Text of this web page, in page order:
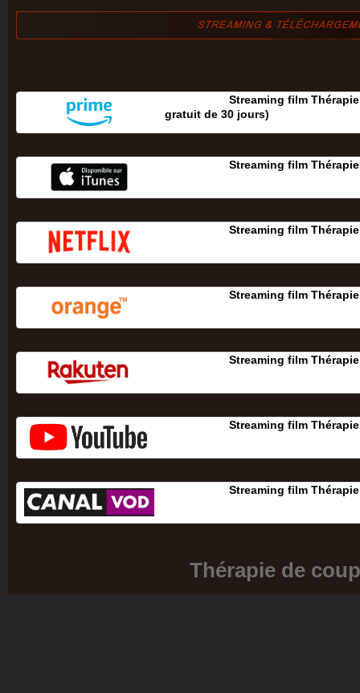
Streaming film
gratuit de 30 jours‎)
Streaming film
Streaming film
Streaming film
Streaming film
Streaming film
Streaming film
Thérapie de